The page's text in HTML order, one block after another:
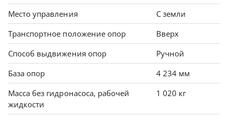
Место управления
С земли
Транспортное положение опор
Вверх
Способ выдвижения опор
Ручной
База опор
4 234 мм
Масса без гидронасоса, рабочей
жидкости
1 020 кг